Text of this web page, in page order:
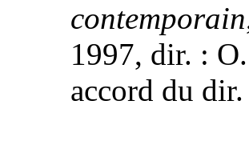
contemporain
1997, dir. :
accord du